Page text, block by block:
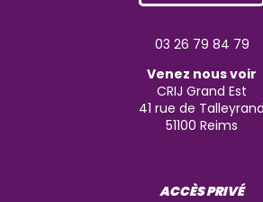
03 26 79 84 79
Venez nous voir
CRIJ Grand Est
41 rue de Talleyrand
51100 Reims
ACCÈS PRIVÉ